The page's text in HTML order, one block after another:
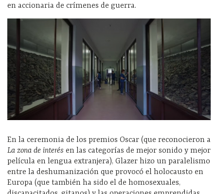
en accionaria de crímenes de guerra.
En la ceremonia de los premios Oscar (que reconocieron a
La zona de interés en las categorías de mejor sonido y mejor
película en lengua extranjera), Glazer hizo un paralelismo
entre la deshumanización que provocó el holocausto en
Europa (que también ha sido el de homosexuales,